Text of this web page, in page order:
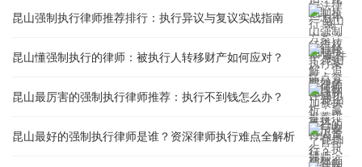
昆山强制执行律师推荐排行：执行异议与复议实战指南
昆山懂强制执行的律师：被执行人转移财产如何应对？
昆山最厉害的强制执行律师推荐：执行不到钱怎么办？
昆山最好的强制执行律师是谁？资深律师执行难点全解析